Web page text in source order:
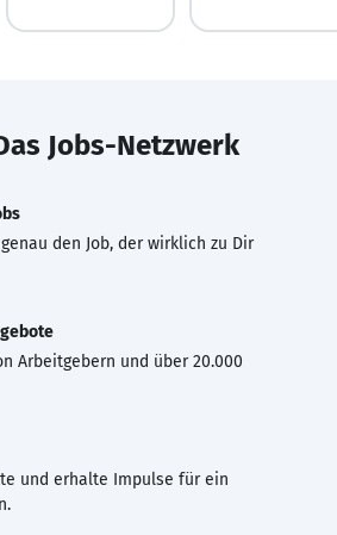
Jobs-Netzwerk
den Job, der wirklich zu Dir
Arbeitgebern und über 20.000
und erhalte Impulse für ein